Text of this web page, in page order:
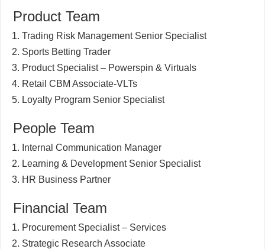
Product Team
Trading Risk Management Senior Specialist
Sports Betting Trader
Product Specialist – Powerspin & Virtuals
Retail CBM Associate-VLTs
Loyalty Program Senior Specialist
People Team
Internal Communication Manager
Learning & Development Senior Specialist
HR Business Partner
Financial Team
Procurement Specialist – Services
Strategic Research Associate